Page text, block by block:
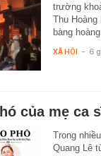
trường
Thu
bàng
XÃ HỘI - 6
của mẹ ca
Trong
Quang Lê